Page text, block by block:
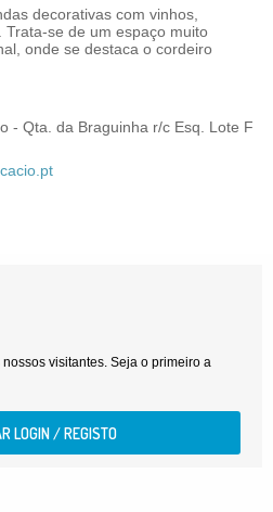
decorativas com vinhos,
se de um espaço muito
onde se destaca o cordeiro
- Qta. da Braguinha r/c Esq. Lote F
visitantes. Seja o primeiro a